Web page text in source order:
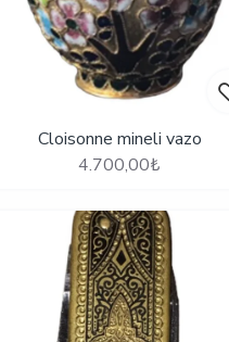
Cloisonne mineli vazo
4.700,00₺